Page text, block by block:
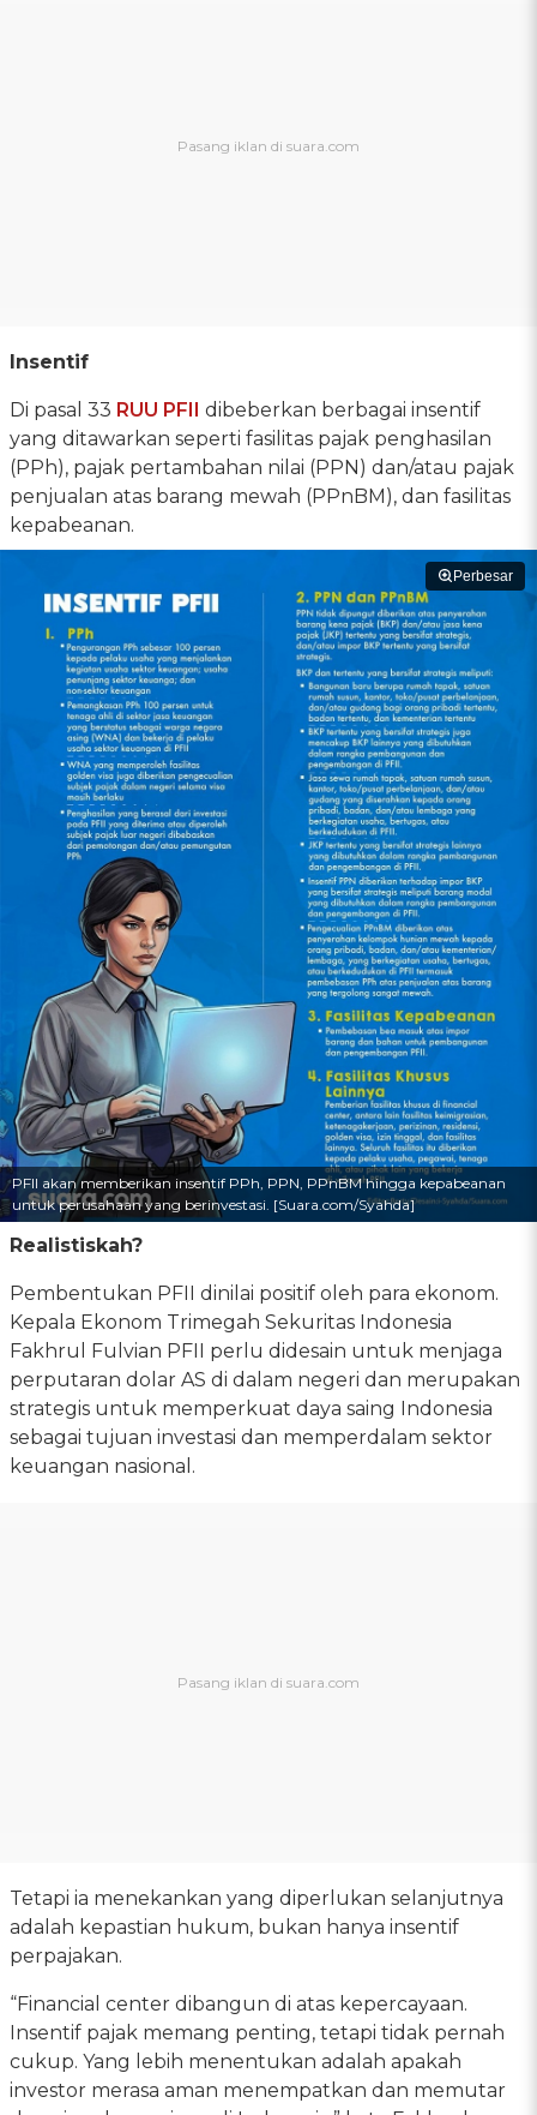
Insentif
Di pasal 33 RUU PFII dibeberkan berbagai insentif
yang ditawarkan seperti fasilitas pajak penghasilan
(PPh), pajak pertambahan nilai (PPN) dan/atau pajak
penjualan atas barang mewah (PPnBM), dan fasilitas
kepabeanan.
Perbesar
PFII akan memberikan insentif PPh, PPN, PPnBM hingga kepabeanan
untuk perusahaan yang berinvestasi. [Suara.com/Syahda]
Realistiskah?
Pembentukan PFII dinilai positif oleh para ekonom.
Kepala Ekonom Trimegah Sekuritas Indonesia
Fakhrul Fulvian PFII perlu didesain untuk menjaga
perputaran dolar AS di dalam negeri dan merupakan
strategis untuk memperkuat daya saing Indonesia
sebagai tujuan investasi dan memperdalam sektor
keuangan nasional.
Tetapi ia menekankan yang diperlukan selanjutnya
adalah kepastian hukum, bukan hanya insentif
perpajakan.
“Financial center dibangun di atas kepercayaan.
Insentif pajak memang penting, tetapi tidak pernah
cukup. Yang lebih menentukan adalah apakah
investor merasa aman menempatkan dan memutar